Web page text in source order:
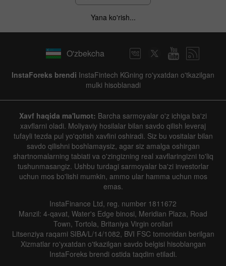
Yana ko'rish...
O'zbekcha
InstaForeks brendi InstaFintech KGning ro'yxatdan o'tkazilgan
mulki hisoblanadi
Xavf haqida ma'lumot: Barcha sarmoyalar o'z ichiga ba'zi
xavflarni oladi. Moliyaviy hosilalar bilan savdo qilish leveraj
tufayli tezda pul yo'qotish xavfini oshiradi. Siz bu vositalar bilan
savdo qilishni boshlamaysiz, agar siz amalga oshirgan
shartnomalarning tabiati va o'zingizning real xavflaringizni to'liq
tushunmasangiz. Ushbu turdagi sarmoyalar ba'zi investorlar
uchun mos bo'lishi mumkin, ammo ular hamma uchun mos
emas.
InstaFinance Ltd, reg. number 1811672
Manzil: 4-qavat, Water's Edge binosi, Meridian Plaza, Road
Town, Tortola, Britaniya Virgin orollari
Litsenziya raqami SIBA/L/14/1082, BVI FSC tomonidan berilgan
Xizmatlar ro'yxatdan o'tkazilgan savdo belgisi hisoblangan
InstaForeks brendi ostida taqdim etiladi.